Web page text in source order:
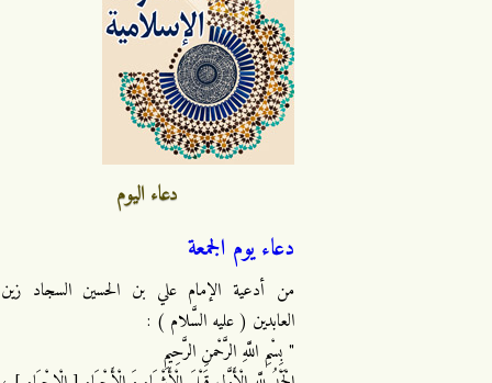
دعاء اليوم
دعاء يوم الجمعة
من أدعية الإمام علي بن الحسين السجاد زين
العابدين ( عليه السَّلام ) :
" بِسْمِ اللَّهِ الرَّحْمنِ الرَّحِيمِ